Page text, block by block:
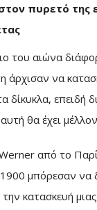
πυρετό της
του αιώνα
άρχισαν να
δίκυκλα, επειδή
θα έχει
από το
μπόρεσαν να
κατασκευή